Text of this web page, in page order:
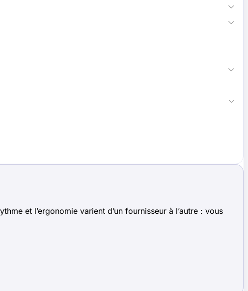
et l’ergonomie varient d’un fournisseur à l’autre : vous